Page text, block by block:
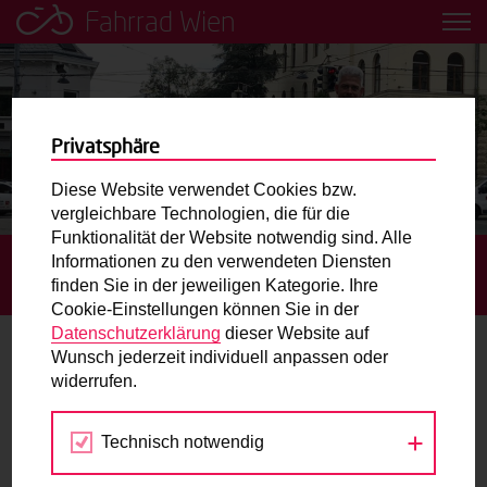
Fahrrad Wien
Leih dir einfach ein Transportfahrrad in deiner Nähe aus!
Mobilitätsbildung für Kinder und
Jugendliche
Radweg-Projektkarte
Routenplaner
Mit dem Fahrrad in Wien unterwegs? Hier finden Sie die
beste Route.
Wunschbox
Sie haben ein Anliegen zum Radverkehr? Schreiben Sie
STARTSEITE BLOG
KLEIN & GROSS RADELT: KIDICAL-M
ASS-ORGANISATOR FLORIAN IM GESPRÄCH
Klein & Groß radelt: Kidical-Mass-
Organisator Florian im Gespräch
Privatsphäre
Diese Website verwendet Cookies bzw.
vergleichbare Technologien, die für die
Funktionalität der Website notwendig sind. Alle
Informationen zu den verwendeten Diensten
finden Sie in der jeweiligen Kategorie. Ihre
Cookie-Einstellungen können Sie in der
Datenschutzerklärung dieser Website auf
Wunsch jederzeit individuell anpassen oder
widerrufen.
Technisch notwendig